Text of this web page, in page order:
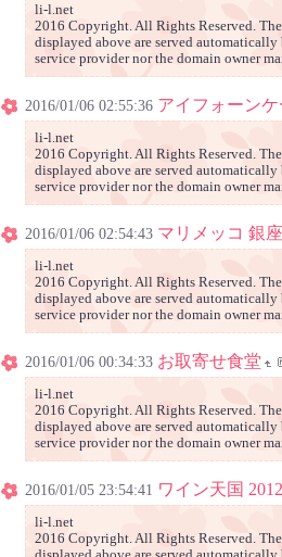
li-l.net
2016 Copyright. All Rights Reserved.
displayed above are served
service provider nor the domain owner
2016/01/06 02:55:36 アイフォーン
li-l.net
2016 Copyright. All Rights Reserved.
displayed above are served
service provider nor the domain owner
2016/01/06 02:54:43 マリメッコ 銀
li-l.net
2016 Copyright. All Rights Reserved.
displayed above are served
service provider nor the domain owner
2016/01/06 00:34:33 お取寄せ食堂
li-l.net
2016 Copyright. All Rights Reserved.
displayed above are served
service provider nor the domain owner
2016/01/05 23:54:41 ワイン天国 2012
li-l.net
2016 Copyright. All Rights Reserved.